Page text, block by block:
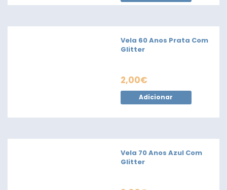
Vela 60 Anos Prata Com
Glitter
2,00€
Adicionar
Vela 70 Anos Azul Com
Glitter